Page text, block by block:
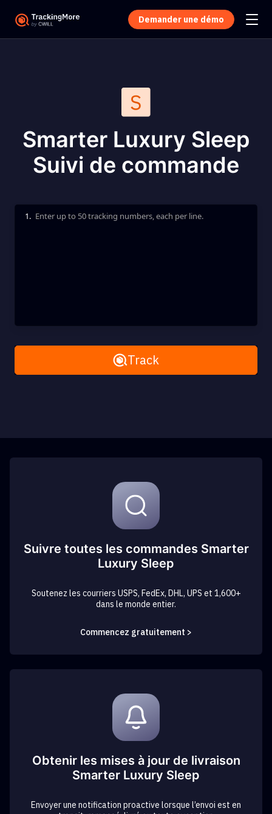
Demander une démo
Smarter Luxury Sleep
Suivi de commande
Enter up to 50 tracking numbers, each per line.
1.
Remove AllTrack
Suivre toutes les commandes Smarter
Luxury Sleep
Soutenez les courriers USPS, FedEx, DHL, UPS et 1,600+
dans le monde entier.
Commencez gratuitement >
Obtenir les mises à jour de livraison
Smarter Luxury Sleep
Envoyer une notification proactive lorsque l’envoi est en